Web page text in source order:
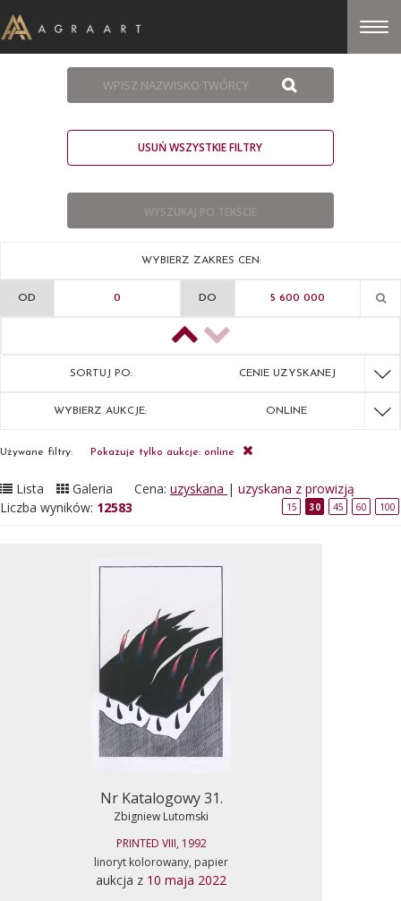
USUŃ WSZYSTKIE FILTRY
WYBIERZ ZAKRES CEN:
OD DO
SORTUJ PO: CENIE UZYSKANEJ
WYBIERZ AUKCJE: ONLINE
Używane filtry: Pokazuje tylko aukcje: online
Lista Galeria Cena: uzyskana | uzyskana z prowizją
Liczba wyników: 12583 15 30 45 60 100
Nr Katalogowy 31.
Zbigniew Lutomski
PRINTED VIII, 1992
linoryt kolorowany, papier
aukcja z 10 maja 2022